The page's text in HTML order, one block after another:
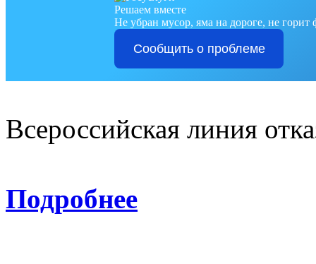
Решаем вместе
Не убран мусор, яма на дороге, не горит
Сообщить о проблеме
Всероссийская линия
Подробнее